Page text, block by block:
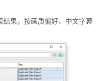
果，按画质偏好、中文字幕